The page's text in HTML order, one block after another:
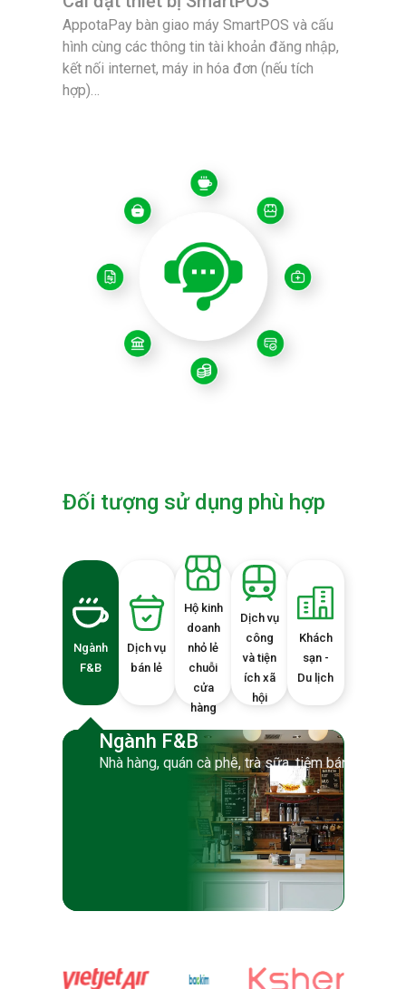
AppotaPay bàn giao máy SmartPOS và cấu
hình cùng các thông tin tài khoản đăng nhập,
kết nối internet, máy in hóa đơn (nếu tích
hợp)…
Đối tượng sử dụng phù hợp
Ngành
F&B
Dịch vụ
bán lẻ
Hộ kinh
doanh
nhỏ lẻ
chuỗi
cửa
hàng
Dịch vụ
công
và tiện
ích xã
hội
Khách
sạn -
Du lịch
Ngành F&B
Nhà hàng, quán cà phê, trà sữa, tiệm bánh, Fast